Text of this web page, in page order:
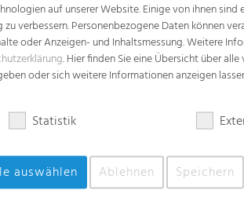
Sie uns gern über dieses Formular.
auf unserer Website. Einige von ihnen sind
verbessern. Personenbezogene Daten können
oder Anzeigen- und Inhaltsmessung. Weitere
. Hier finden Sie eine Übersicht über
oder sich weitere Informationen anzeigen
Statistik
auswählen Ablehnen Speichern